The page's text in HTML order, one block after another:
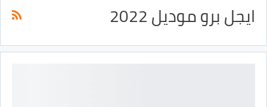
ايجل برو موديل 2022